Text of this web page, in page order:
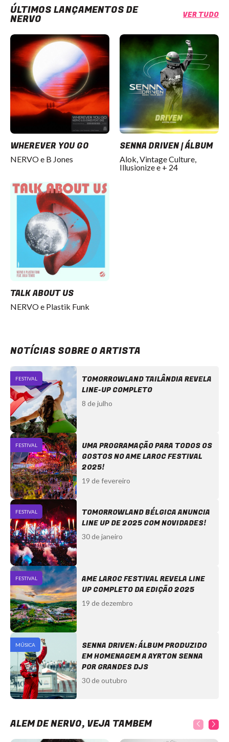
ÚLTIMOS LANÇAMENTOS DE
NERVO VER TUDO
WHEREVER YOU GO
NERVO e B Jones
SENNA DRIVEN | ÁLBUM
Alok, Vintage Culture,
Illusionize e + 24
TALK ABOUT US
NERVO e Plastik Funk
NOTÍCIAS SOBRE O ARTISTA
FESTIVAL
TOMORROWLAND TAILÂNDIA REVELA
LINE-UP COMPLETO
8 de julho
FESTIVAL
UMA PROGRAMAÇÃO PARA TODOS OS
GOSTOS NO AME LAROC FESTIVAL
2025!
19 de fevereiro
FESTIVAL
TOMORROWLAND BÉLGICA ANUNCIA
LINE UP DE 2025 COM NOVIDADES!
30 de janeiro
FESTIVAL
AME LAROC FESTIVAL REVELA LINE
UP COMPLETO DA EDIÇÃO 2025
19 de dezembro
MÚSICA
SENNA DRIVEN: ÁLBUM PRODUZIDO
EM HOMENAGEM A AYRTON SENNA
POR GRANDES DJS
30 de outubro
ALÉM DE NERVO, VEJA TAMBÉM